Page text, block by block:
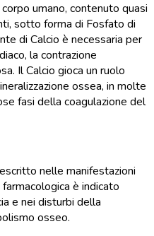
umano, contenuto quasi
sotto forma di Fosfato di
di Calcio è necessaria per
la contrazione
Il Calcio gioca un ruolo
ossea, in molte
fasi della coagulazione del
nelle manifestazioni
è indicato
e nei disturbi della
osseo.